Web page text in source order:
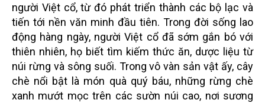
người Việt cổ, từ đó phát triển thành các bộ lạc và
tiến tới nền văn minh đầu tiên. Trong đời sống lao
động hàng ngày, người Việt cổ đã sớm gắn bó với
thiên nhiên, họ biết tìm kiếm thức ăn, dược liệu từ
núi rừng và sông suối. Trong vô vàn sản vật ấy, cây
chè nổi bật là món quà quý báu, những rừng chè
xanh mướt mọc trên các sườn núi cao, nơi sương